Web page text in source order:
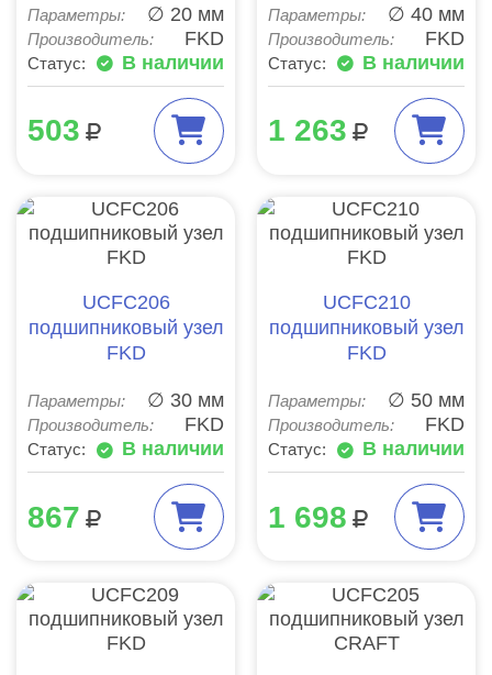
Параметры: ∅ 20 мм
Производитель: FKD
Статус: В наличии
503
Параметры: ∅ 40 мм
Производитель: FKD
Статус: В наличии
1 263
UCFC206
подшипниковый узел
FKD
Параметры: ∅ 30 мм
Производитель: FKD
Статус: В наличии
867
UCFC210
подшипниковый узел
FKD
Параметры: ∅ 50 мм
Производитель: FKD
Статус: В наличии
1 698